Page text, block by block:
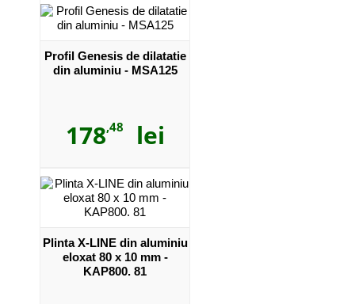
Profil Genesis de dilatatie
din aluminiu - MSA125
178,48 lei
Plinta X-LINE din aluminiu
eloxat 80 x 10 mm -
KAP800. 81